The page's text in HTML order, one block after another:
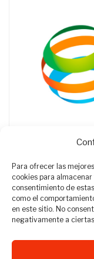
Para ofrecer las
cookies para
consentimiento de
como el
en este sitio. No
negativamente a